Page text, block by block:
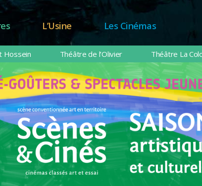
L’Usine Les Cinémas
Hossein Théâtre de l’Olivier Théâtre La